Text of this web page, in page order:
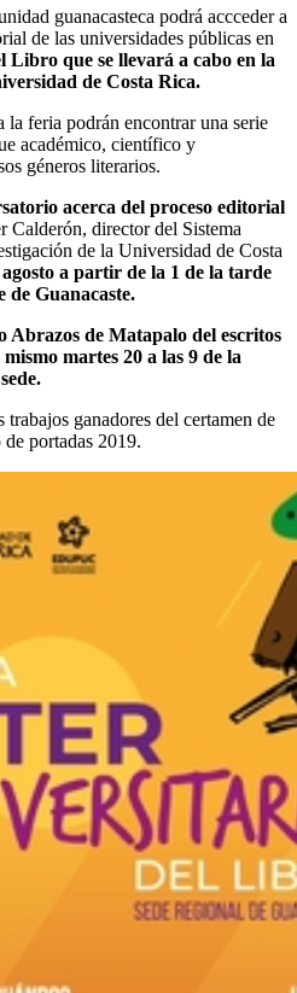
guanacasteca podrá accceder a
de las universidades públicas en
que se llevará a cabo en la
de Costa Rica.
la feria podrán encontrar una serie
académico, científico y
géneros literarios.
acerca del proceso editorial
Calderón, director del Sistema
de la Universidad de Costa
a partir de la 1 de la tarde
de Guanacaste.
Abrazos de Matapalo del escritos
martes 20 a las 9 de la
ganadores del certamen de
portadas 2019.